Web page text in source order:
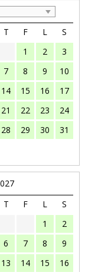
T F L
S
1 2
3
7 8 9
10
14 15 16
17
21 22 23
24
28 29 30 31
T F L
S
1
2
6 7 8
9
13 14 15
16